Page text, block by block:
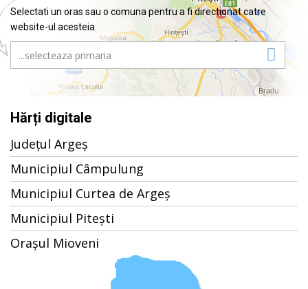
Selectati un oras sau o comuna pentru a fi directionat catre
website-ul acesteia
Hărți digitale
Județul Argeș
Municipiul Câmpulung
Municipiul Curtea de Argeș
Municipiul Pitești
Orașul Mioveni